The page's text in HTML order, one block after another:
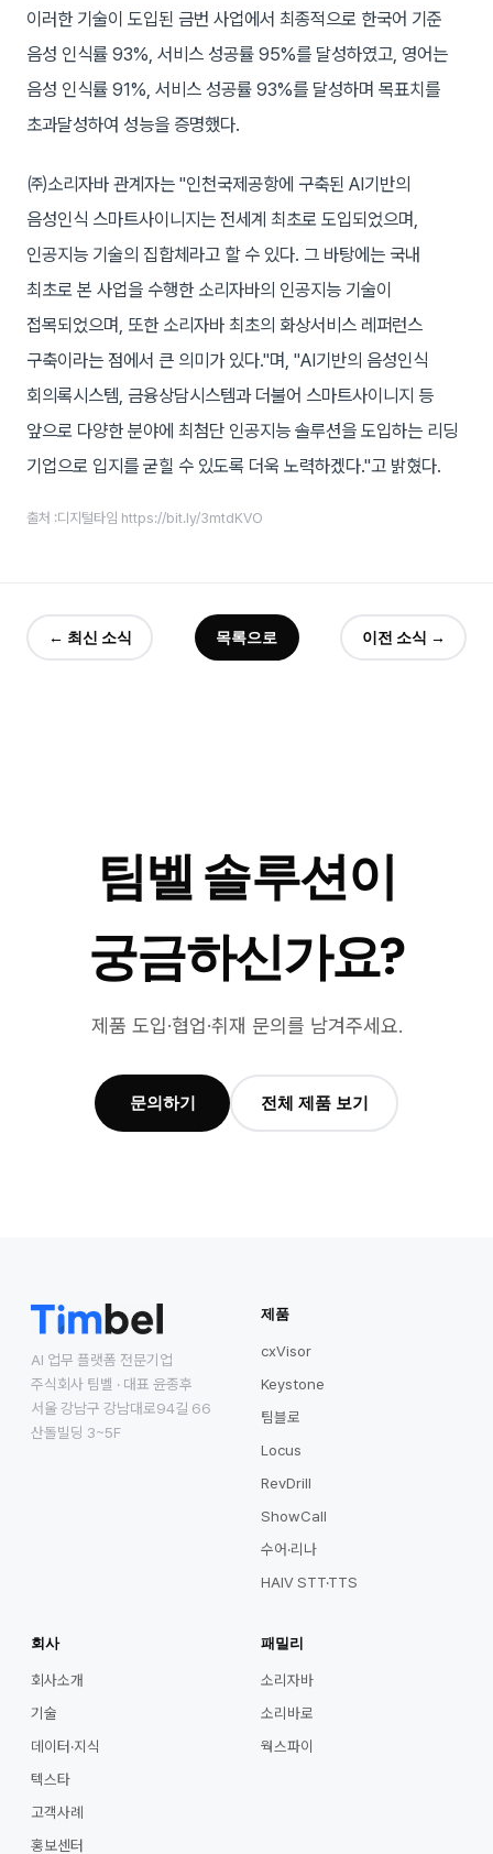
이러한 기술이 도입된 금번 사업에서 최종적으로 한국어 기준
음성 인식률 93%, 서비스 성공률 95%를 달성하였고, 영어는
음성 인식률 91%, 서비스 성공률 93%를 달성하며 목표치를
초과달성하여 성능을 증명했다.
㈜소리자바 관계자는 "인천국제공항에 구축된 AI기반의
음성인식 스마트사이니지는 전세계 최초로 도입되었으며,
인공지능 기술의 집합체라고 할 수 있다. 그 바탕에는 국내
최초로 본 사업을 수행한 소리자바의 인공지능 기술이
접목되었으며, 또한 소리자바 최초의 화상서비스 레퍼런스
구축이라는 점에서 큰 의미가 있다."며, "AI기반의 음성인식
회의록시스템, 금융상담시스템과 더불어 스마트사이니지 등
앞으로 다양한 분야에 최첨단 인공지능 솔루션을 도입하는 리딩
기업으로 입지를 굳힐 수 있도록 더욱 노력하겠다."고 밝혔다.
출처 :디지털타임 https://bit.ly/3mtdKVO
← 최신 소식 목록으로 이전 소식 →
팀벨 솔루션이
궁금하신가요?
제품 도입·협업·취재 문의를 남겨주세요.
문의하기 전체 제품 보기
AI 업무 플랫폼 전문기업
주식회사 팀벨 · 대표 윤종후
서울 강남구 강남대로94길 66
산돌빌딩 3~5F
제품
cxVisor
Keystone
팀블로
Locus
RevDrill
ShowCall
수어·리나
HAIV STT·TTS
회사
회사소개
기술
데이터·지식
텍스타
고객사례
홍보센터
패밀리
소리자바
소리바로
웍스파이